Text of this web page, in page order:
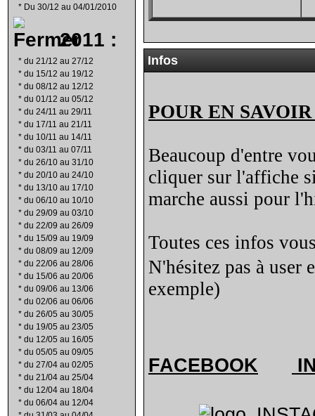
* Du 30/12 au 04/01/2010
2011 :
* du 21/12 au 27/12
* du 15/12 au 19/12
* du 08/12 au 12/12
* du 01/12 au 05/12
* du 24/11 au 29/11
* du 17/11 au 21/11
* du 10/11 au 14/11
* du 03/11 au 07/11
* du 26/10 au 31/10
* du 20/10 au 24/10
* du 13/10 au 17/10
* du 06/10 au 10/10
* du 29/09 au 03/10
* du 22/09 au 26/09
* du 15/09 au 19/09
* du 08/09 au 12/09
* du 22/06 au 28/06
* du 15/06 au 20/06
* du 09/06 au 13/06
* du 02/06 au 06/06
* du 26/05 au 30/05
* du 19/05 au 23/05
* du 12/05 au 16/05
* du 05/05 au 09/05
* du 27/04 au 02/05
* du 21/04 au 25/04
* du 12/04 au 18/04
* du 06/04 au 12/04
Infos
POUR EN
Beaucoup d'entre
cliquer sur l'affiche
marche aussi pour
Toutes ces infos
N'hésitez pas à user
exemple)
FACEBOOK